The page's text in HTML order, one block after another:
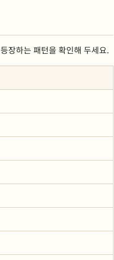
장하는 패턴을 확인해 두세요.